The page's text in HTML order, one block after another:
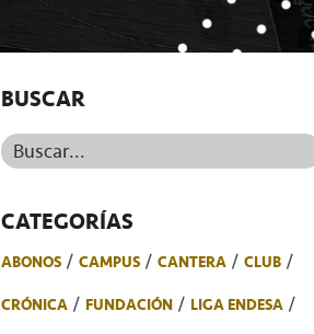
BUSCAR
Buscar...
CATEGORÍAS
ABONOS CAMPUS CANTERA
CLUB
CRÓNICA
FUNDACIÓN
LIGA ENDESA